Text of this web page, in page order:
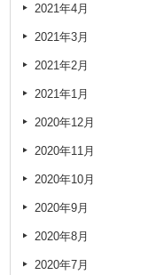
2021年4月
2021年3月
2021年2月
2021年1月
2020年12月
2020年11月
2020年10月
2020年9月
2020年8月
2020年7月